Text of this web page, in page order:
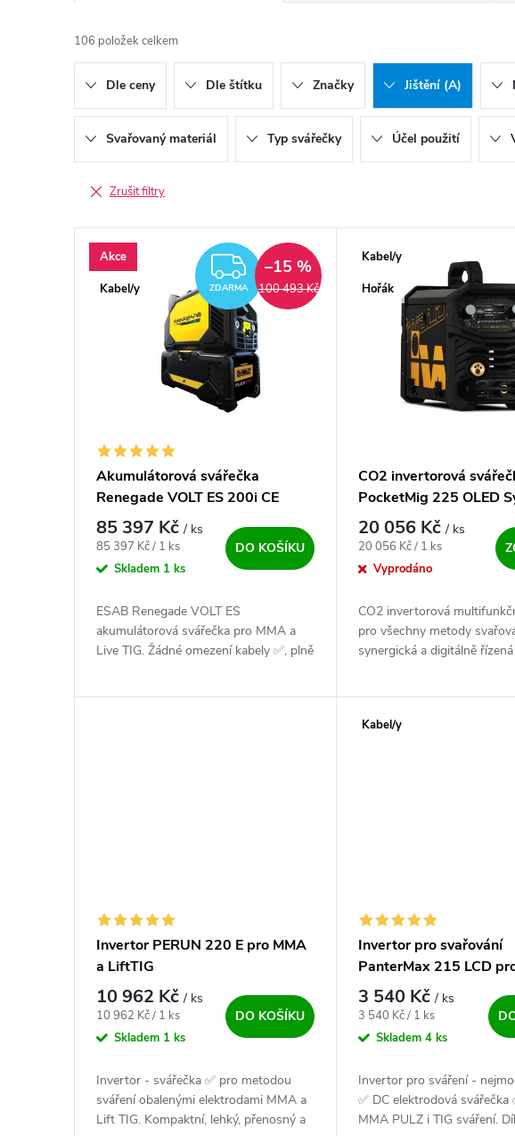
106 položek celkem
Dle ceny Dle štítku Značky Jištění (A)
Svařovaný materiál Typ svářečky Účel použití
Zrušit filtry
Výpis produktů
Akce
Kabel/y
ZDARMA
ZDARMA 100 493 Kč
–15 %
Akumulátorová svářečka
Renegade VOLT ES 200i CE
85 397 Kč/ ks
Měrná cena:
85 397 Kč / 1 ks
Skladem 1 ks
DO KOŠÍKU
ESAB Renegade VOLT ES
akumulátorová svářečka pro MMA a
Live TIG. Žádné omezení kabely ✅, plně
Kabel/y
Hořák
CO2 invertorová
PocketMig 225 OLED
včetně hořáku
20 056 Kč/ ks
Měrná cena:
20 056 Kč / 1 ks
Vyprodáno
CO2 invertorová
pro všechny metody
synergická a digitálně
Invertor PERUN 220 E pro MMA
a LiftTIG
10 962 Kč/ ks
Měrná cena:
10 962 Kč / 1 ks
Skladem 1 ks
DO KOŠÍKU
Invertor - svářečka ✅ pro metodou
sváření obalenými elektrodami MMA a
Lift TIG. Kompaktní, lehký, přenosný a
Kabel/y
Invertor pro svařování
PanterMax 215 LCD
LiftTIG
3 540 Kč/ ks
Měrná cena:
3 540 Kč / 1 ks
Skladem4 ks
Invertor pro sváření -
✅ DC elektrodová svářečka
MMA PULZ i TIG sváření.